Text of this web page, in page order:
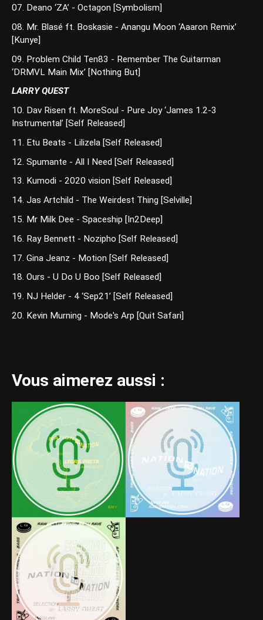
07. Deano ‘ZA’ - Octagon [Symbolism]
08. Mr. Blasé ft. Boskasie - Anangu Moon ‘Aaaron Remix’
[Kunye]
09. Problem Child Ten83 - Remember The Guitarman
‘DRMVL Main Mix’ [Nothing But]
LARRY QUEST
10. Dav Risen ft. MoreSoul - Pure Joy ‘James 1.2-3
Instrumental’ [Self Released]
11. Etu Beats - Lilizela [Self Released]
12. Spumante - All I Need [Self Released]
13. Kumodi - 2020 vision [Self Released]
14. Jas Artchild - The Weirdest Thing [Selville]
15. Mr Milk Dee - Spaceship [In2Deep]
16. Ray Bennett - Nozipho [Self Released]
17. Gina Jeanz - Motion [Self Released]
18. Ours - U Do U Boo [Self Released]
19. NJ Helder - 4 ‘Sep21’ [Self Released]
20. Kevin Murning - Mode's Arp [Quit Safari]
Vous aimerez aussi :